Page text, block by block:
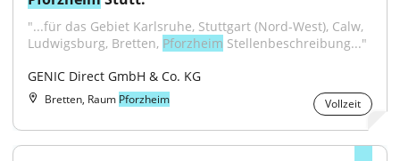
"...für das Gebiet Karlsruhe, Stuttgart (Nord-West), Calw,
Ludwigsburg, Bretten, Pforzheim Stellenbeschreibung..."
GENIC Direct GmbH & Co. KG
Bretten, Raum Pforzheim Vollzeit